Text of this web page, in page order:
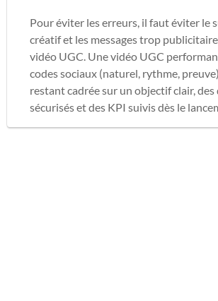
Pour éviter les erreurs, il faut éviter le
créatif et les messages trop
vidéo UGC. Une vidéo UGC
codes sociaux (naturel, rythme,
restant cadrée sur un objectif clair,
sécurisés et des KPI suivis dès le